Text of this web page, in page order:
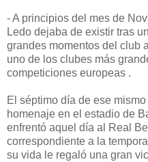
- A principios del mes de
Ledo dejaba de existir tras
grandes momentos del club
uno de los clubes más
competiciones europeas .
El séptimo día de ese
homenaje en el estadio de
enfrentó aquel día al Real
correspondiente a la
su vida le regaló una gran